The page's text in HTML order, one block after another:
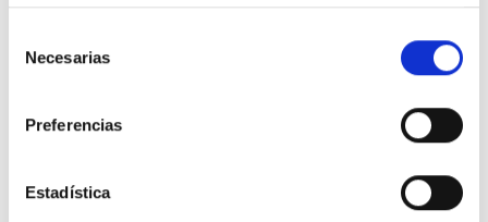
Necesarias
Preferencias
Estadística
una infraestructura crítica que condiciona...